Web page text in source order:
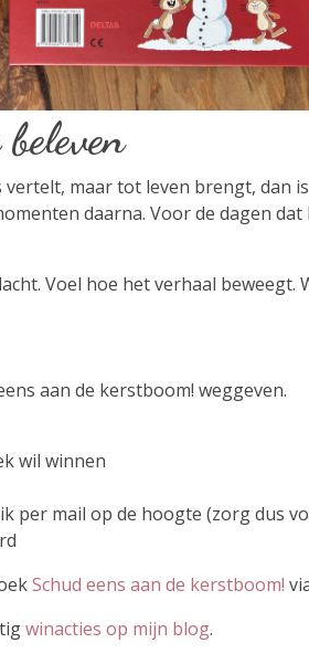
maar tot leven brengt, dan is
daarna. Voor de dagen
Voel hoe het verhaal
aan de kerstboom! weggeven.
wil winnen
per mail op de hoogte (zorg dus
Schud eens aan de kerstboom!
winacties op mijn blog.